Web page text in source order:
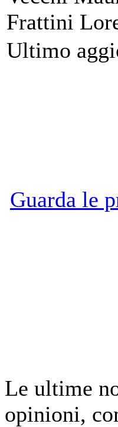
Frattini
Ultimo
Guarda le
Le ultime
opinioni,